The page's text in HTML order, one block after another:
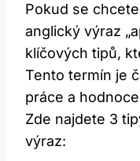
Pokud se
anglický výraz
klíčových tipů,
Tento termín je
práce a
Zde najdete 3
výraz: